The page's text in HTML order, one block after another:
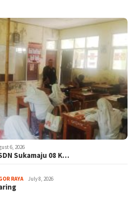
6, 2026
Sukamaju 08 K…
RAYA July 8, 2026